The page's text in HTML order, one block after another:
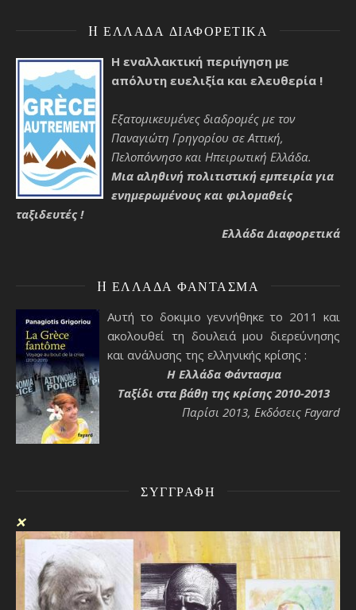
H ΕΛΛΆΔΑ ΔΙΑΦΟΡΕΤΙΚΆ
Η εναλλακτική περιήγηση με
απόλυτη ευελιξία και ελευθερία !
Εξατομικευμένες διαδρομές με τον
Παναγιώτη Γρηγορίου σε Αττική,
Πελοπόννησο και Ηπειρωτική Ελλάδα.
Μια αληθινή πολιτιστική εμπειρία για
ενημερωμένους και φιλομαθείς
ταξιδευτές !
Ελλάδα Διαφορετικά
H ΕΛΛΆΔΑ ΦΆΝΤΑΣΜΑ
Αυτή το δοκιμιο γεννήθηκε το 2011 και
ακολουθεί τη δουλειά μου διερεύνησης
και ανάλυσης της ελληνικής κρίσης :
H Ελλάδα Φάντασμα
Ταξίδι στα βάθη της κρίσης 2010-2013
Παρίσι 2013, Εκδόσεις Fayard
ΣΥΓΓΡΑΦΉ
❌